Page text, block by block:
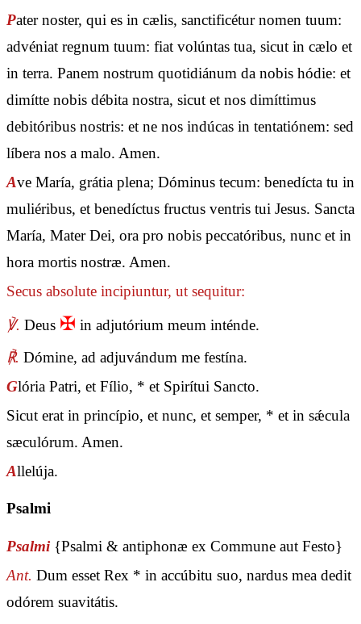
Pater noster, qui es in cælis, sanctificétur nomen tuum:
advéniat regnum tuum: fiat volúntas tua, sicut in cælo et
in terra. Panem nostrum quotidiánum da nobis hódie: et
dimítte nobis débita nostra, sicut et nos dimíttimus
debitóribus nostris: et ne nos indúcas in tentatiónem: sed
líbera nos a malo. Amen.
Ave María, grátia plena; Dóminus tecum: benedícta tu in
muliéribus, et benedíctus fructus ventris tui Jesus. Sancta
María, Mater Dei, ora pro nobis peccatóribus, nunc et in
hora mortis nostræ. Amen.
Secus absolute incipiuntur, ut sequitur:
℣. Deus ✠ in adjutórium meum inténde.
℟. Dómine, ad adjuvándum me festína.
Glória Patri, et Fílio, * et Spirítui Sancto.
Sicut erat in princípio, et nunc, et semper, * et in sǽcula
sæculórum. Amen.
Allelúja.
Psalmi
Psalmi {Psalmi & antiphonæ ex Commune aut Festo}
Ant. Dum esset Rex * in accúbitu suo, nardus mea dedit
odórem suavitátis.